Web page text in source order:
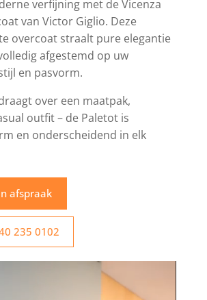
verfijning met de Vicenza
van Victor Giglio. Deze
overcoat straalt pure elegantie
afgestemd op uw
en pasvorm.
over een maatpak,
outfit – de Paletot is
en onderscheidend in elk
afspraak
235 0102